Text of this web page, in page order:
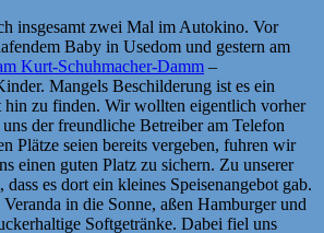
insgesamt zwei Mal im Autokino. Vor
Baby in Usedom und gestern am
Kurt-Schuhmacher-Damm –
Mangels Beschilderung ist es ein
hin zu finden. Wir wollten eigentlich vorher
der freundliche Betreiber am Telefon
Plätze seien bereits vergeben, fuhren wir
einen guten Platz zu sichern. Zu unserer
es dort ein kleines Speisenangebot gab.
in die Sonne, aßen Hamburger und
Softgetränke. Dabei fiel uns